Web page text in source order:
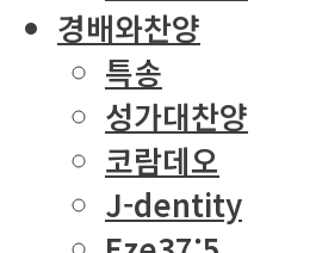
경배와찬양
특송
성가대찬양
코람데오
J-dentity